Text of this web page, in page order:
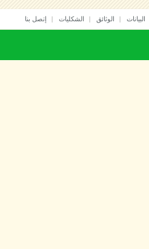
الوثائق الشكليات إتصل بنا